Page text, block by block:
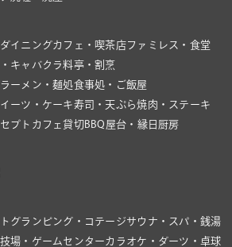
イニングカフェ・喫茶店ファミレス・食堂
キャバクラ料亭・割烹
ラーメン・麺処食事処・ご飯屋
ーツ・ケーキ寿司・天ぷら焼肉・ステーキ
プトカフェ貸切BBQ 屋台・縁日 厨房
グランピング・コテージサウナ・スパ・銭湯
場・ゲームセンターカラオケ・ダーツ・卓球